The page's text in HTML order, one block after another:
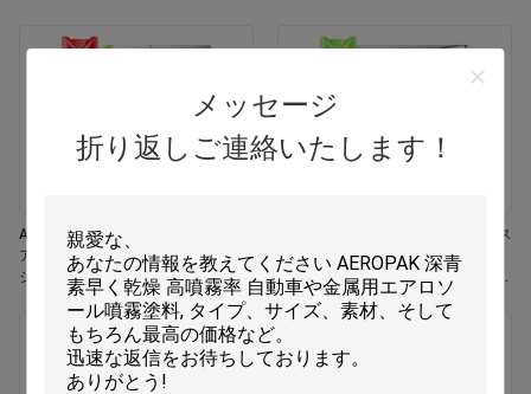
メッセージ
折り返しご連絡いたします！
Aeropak 330ml エコフレンドリー エ
アロソール ローズ 香り エアフレッ
シャー スプレー 家と車の室内使用
Aeropak 330ml エアロソール ジャス
ミン香り 効果的臭いを消す 耐久性
エコフレンドリー ペット用 子供用
空気フレッシャー